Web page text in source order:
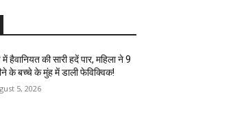
हैवानियत की सारी हदें पार, महिला ने 9
के बच्चे के मुंह में डाली फेविक्विक!
5, 2026